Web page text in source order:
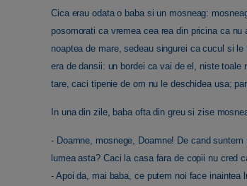
Cica erau odata o baba si un mosneag:
posomorati ca vremea cea rea din pricina ca
noaptea de mare, sedeau singurei ca cucul si
era de dansii: un bordei ca vai de el, niste
tare, caci tipenie de om nu le deschidea usa;
In una din zile, baba ofta din greu si zise
- Doamne, mosnege, Doamne! De cand
lumea asta? Caci la casa fara de copii nu cred
- Apoi da, mai baba, ce putem noi face inaintea